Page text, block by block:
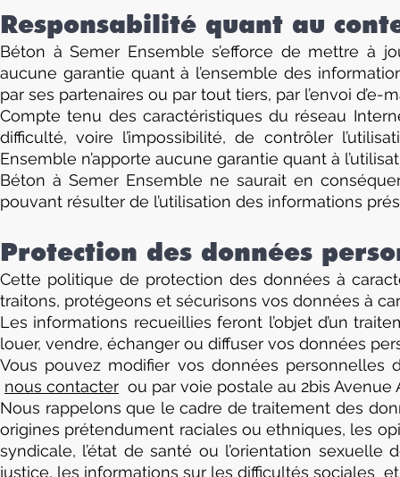
Responsabilité quant au
Béton à Semer Ensemble s’efforce de mettre à
aucune garantie quant à l’ensemble des
par ses partenaires ou par tout tiers, par l’envoi
Compte tenu des caractéristiques du réseau
difficulté, voire l’impossibilité, de contrôler
Ensemble n’apporte aucune garantie quant à
Béton à Semer Ensemble ne saurait en
pouvant résulter de l’utilisation des informations
Protection des données
Cette politique de protection des données à
traitons, protégeons et sécurisons vos données à
Les informations recueillies feront l’objet d’un
louer, vendre, échanger ou diffuser vos données
Vous pouvez modifier vos données personnelles
nous contacter ou par voie postale au 2bis
Nous rappelons que le cadre de traitement des
origines prétendument raciales ou ethniques, les
syndicale, l’état de santé ou l’orientation
justice, les informations sur les difficultés sociales